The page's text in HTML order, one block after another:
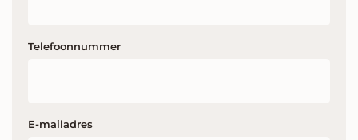
Telefoonnummer
E-mailadres